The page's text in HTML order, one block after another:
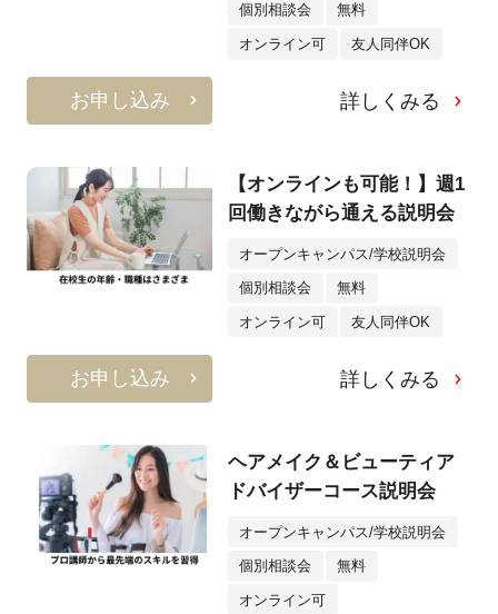
個別相談会 無料
オンライン可 友人同伴OK
お申し込み 詳しくみる
【オンラインも可能！】週1
回働きながら通える説明会
オープンキャンパス/学校説明会
個別相談会 無料
オンライン可 友人同伴OK
お申し込み 詳しくみる
ヘアメイク＆ビューティア
ドバイザーコース説明会
オープンキャンパス/学校説明会
個別相談会 無料
オンライン可